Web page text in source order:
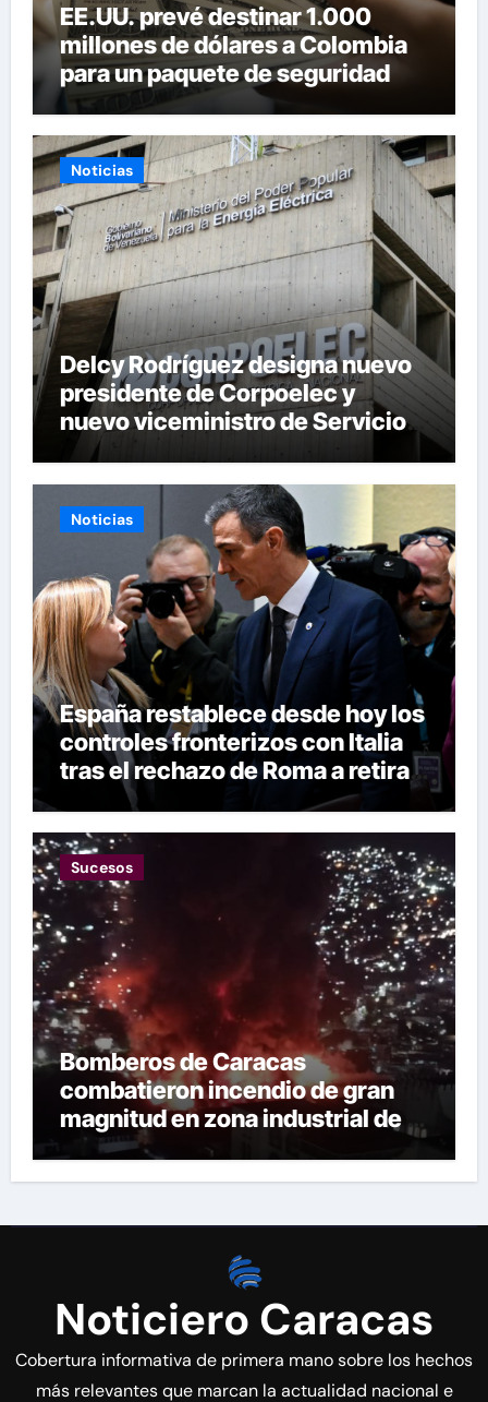
EE.UU. prevé destinar 1.000
millones de dólares a Colombia
para un paquete de seguridad
Noticias
Delcy Rodríguez designa nuevo
presidente de Corpoelec y
nuevo viceministro de Servicios
Eléctricos
Noticias
España restablece desde hoy los
controles fronterizos con Italia
tras el rechazo de Roma a retirar
las restricciones
Sucesos
Bomberos de Caracas
combatieron incendio de gran
magnitud en zona industrial de El
Llanito
Noticiero Caracas
Cobertura informativa de primera mano sobre los hechos
más relevantes que marcan la actualidad nacional e